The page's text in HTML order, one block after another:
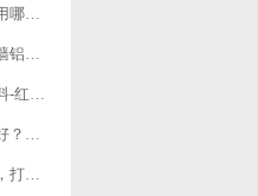
商场、大厦和会所幕墙适用哪些铝单板？
办公写字楼建筑用什么幕墙铝单板合适？
新时代的幕墙吊顶装饰材料-红井铝方通
广东铝方通批发厂家哪家好？首选红井铝业
金属拉网板和建筑相结合，打造另类建筑外墙装饰